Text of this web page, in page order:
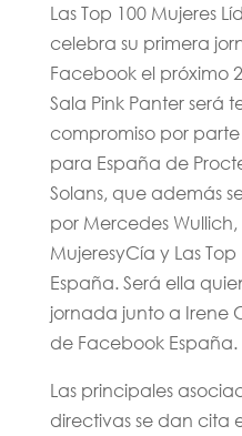
Las Top 100 Mujeres
celebra su primera
Facebook el próximo
Sala Pink Panter será
compromiso por
para España de
Solans, que además
por Mercedes
MujeresyCía y Las
España. Será ella
jornada junto a Irene
de Facebook España.
Las principales
directivas se dan cita